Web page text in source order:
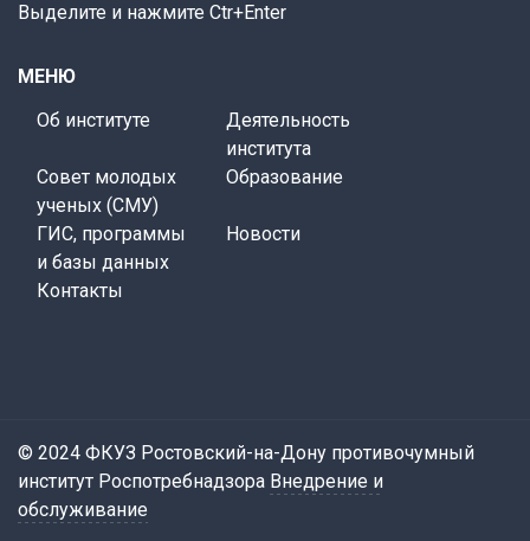
Выделите и нажмите Ctr+Enter
МЕНЮ
Об институте
Деятельность
института
Совет молодых
ученых (СМУ)
Образование
ГИС, программы
и базы данных
Новости
Контакты
© 2024 ФКУЗ Ростовский-на-Дону противочумный
институт Роспотребнадзора Внедрение и
обслуживание